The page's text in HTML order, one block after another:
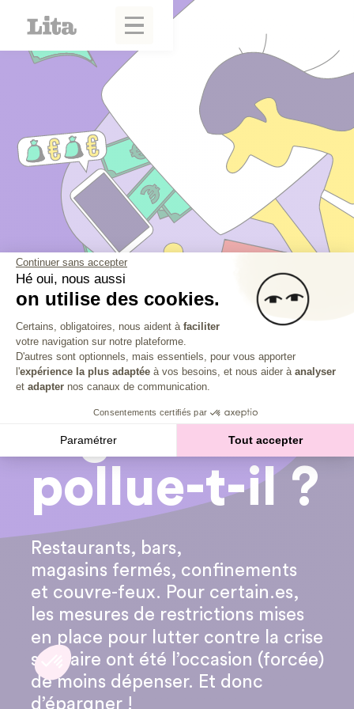
Continuer sans accepter
Hé oui, nous aussi
on utilise des cookies.
Plateforme de Gestion du
Certains, obligatoires, nous aident à faciliter
votre navigation sur notre plateforme.
D'autres sont optionnels, mais essentiels, pour vous apporter
l'expérience la plus adaptée à vos besoins, et nous aider à analyser
et adapter nos canaux de communication.
Consentements certifiés par
Paramétrer Tout accepter
Axeptio consent